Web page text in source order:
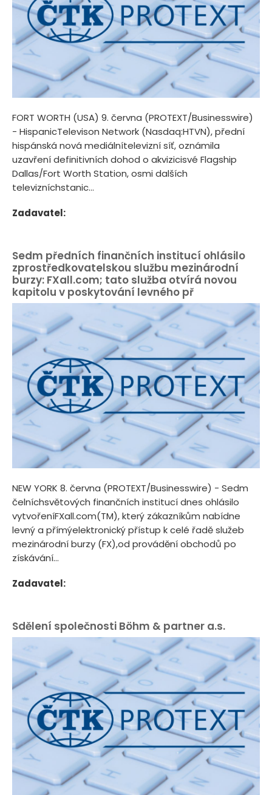
FORT WORTH (USA) 9. června (PROTEXT/Businesswire)
- HispanicTelevison Network (Nasdaq:HTVN), přední
hispánská nová mediálnítelevizní síť, oznámila
uzavření definitivních dohod o akvizicisvé Flagship
Dallas/Fort Worth Station, osmi dalších
televizníchstanic...
Zadavatel:
Sedm předních finančních institucí ohlásilo
zprostředkovatelskou službu mezinárodní
burzy: FXall.com; tato služba otvírá novou
kapitolu v poskytování levného př
NEW YORK 8. června (PROTEXT/Businesswire) - Sedm
čelníchsvětových finančních institucí dnes ohlásilo
vytvořeníFXall.com(TM), který zákazníkům nabídne
levný a přímýelektronický přístup k celé řadě služeb
mezinárodní burzy (FX),od provádění obchodů po
získávání...
Zadavatel:
Sdělení společnosti Böhm & partner a.s.